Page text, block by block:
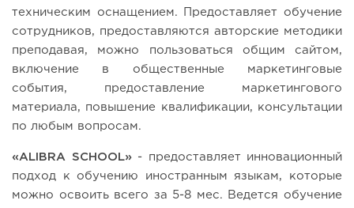
техническим оснащением. Предоставляет обучение
сотрудников, предоставляются авторские методики
преподавая, можно пользоваться общим сайтом,
включение в общественные маркетинговые
события, предоставление маркетингового
материала, повышение квалификации, консультации
по любым вопросам.
«ALIBRA SCHOOL»- предоставляет инновационный
подход к обучению иностранным языкам, которые
можно освоить всего за 5-8 мес. Ведется обучение